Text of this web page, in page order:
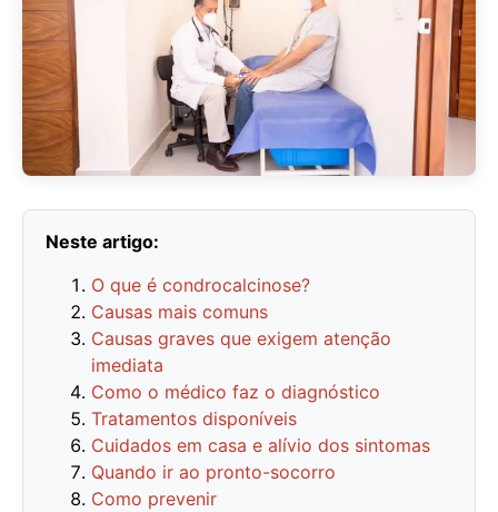
Neste artigo:
O que é condrocalcinose?
Causas mais comuns
Causas graves que exigem atenção
imediata
Como o médico faz o diagnóstico
Tratamentos disponíveis
Cuidados em casa e alívio dos sintomas
Quando ir ao pronto-socorro
Como prevenir